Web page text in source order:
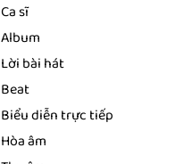
Ca sĩ
Album
Lời bài hát
Beat
Biểu diễn trực tiếp
Hòa âm